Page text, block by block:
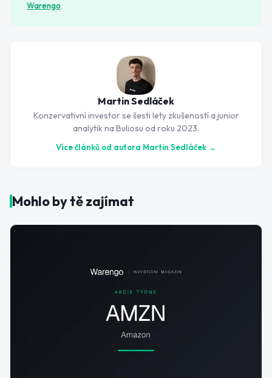
Warengo
Martin Sedláček
Konzervativní investor se šesti lety zkušeností a junior
analytik na Buliosu od roku 2023.
Více článků od autora Martin Sedláček →
Mohlo by tě zajímat